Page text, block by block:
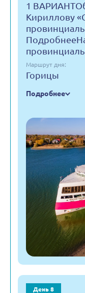
1
Кириллову
Маршрут дня:
Горицы
Подробнее
День 8